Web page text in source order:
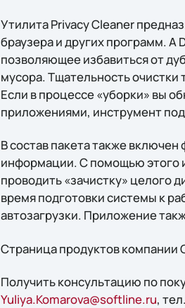
Утилита Privacy Cleaner
браузера и других программ. А
позволяющее избавиться от
мусора. Тщательность
Если в процессе «уборки» вы
приложениями, инструмент
В состав пакета также
информации. С помощью этого
проводить «зачистку» целого
время подготовки системы к
автозагрузки. Приложение
Страница продуктов компании
Получить консультацию по
Yuliya.Komarova@softline.ru,